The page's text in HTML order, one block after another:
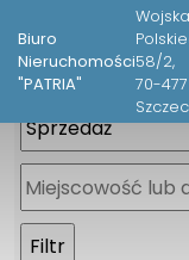
Biuro
Nieruchomości
"PATRIA"
Wojska
58/2
70-477